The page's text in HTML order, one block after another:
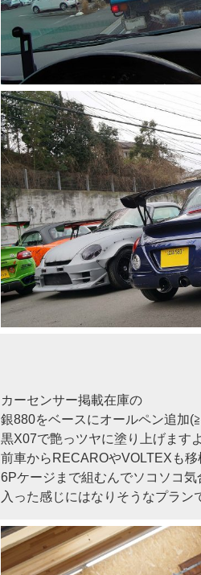
カーセンサー掲載在庫の
銀880をベースにオールペン追加
黒X07で艶っツヤに塗り上げます
前車からRECAROやVOLTEXも移
6Pケージまで組むんでソコソコ気
入った感じにはなりそうなプラン